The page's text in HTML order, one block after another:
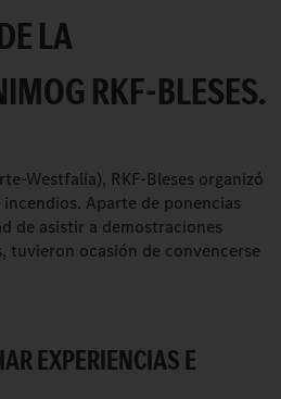
LA
RKF-BLESES.
Westfalia), RKF-Bleses organizó
Aparte de ponencias
de asistir a demostraciones
tuvieron ocasión de convencerse
EXPERIENCIAS E